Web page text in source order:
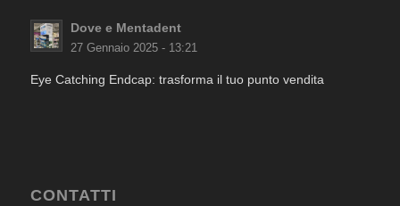
Dove e Mentadent
27 Gennaio 2025 - 13:21
Eye Catching Endcap: trasforma il tuo punto vendita
CONTATTI